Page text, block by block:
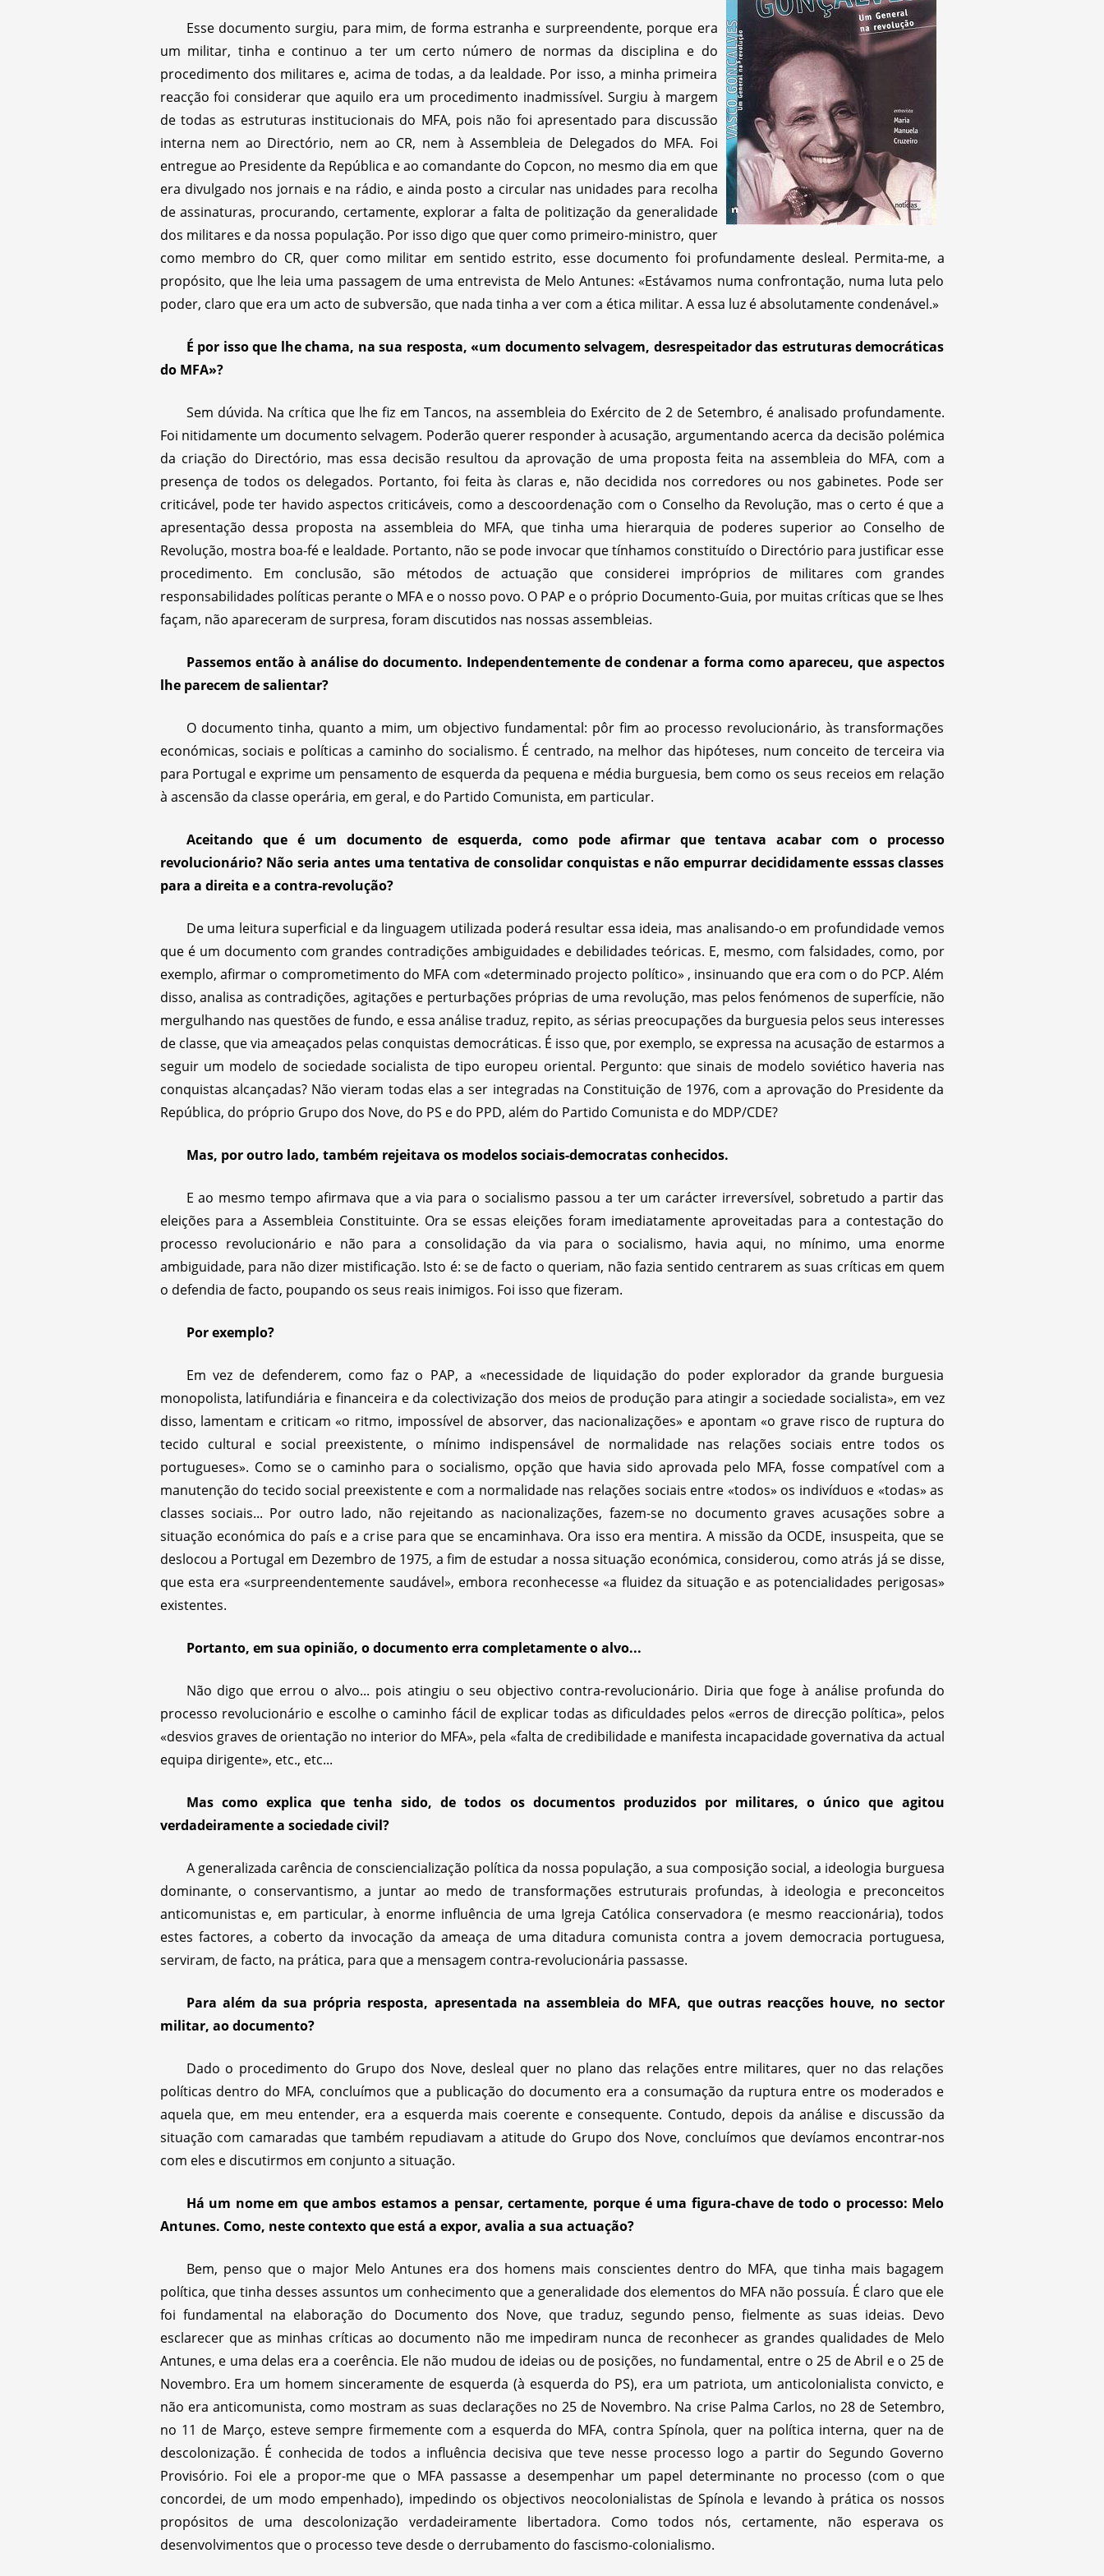
Esse documento surgiu, para mim, de forma estranha e surpreendente, porque era
um militar, tinha e continuo a ter um certo número de normas da disciplina e do
procedimento dos militares e, acima de todas, a da lealdade. Por isso, a minha primeira
reacção foi considerar que aquilo era um procedimento inadmissível. Surgiu à margem
de todas as estruturas institucionais do MFA, pois não foi apresentado para discussão
interna nem ao Directório, nem ao CR, nem à Assembleia de Delegados do MFA. Foi
entregue ao Presidente da República e ao comandante do Copcon, no mesmo dia em que
era divulgado nos jornais e na rádio, e ainda posto a circular nas unidades para recolha
de assinaturas, procurando, certamente, explorar a falta de politização da generalidade
dos militares e da nossa população. Por isso digo que quer como primeiro-ministro, quer
como membro do CR, quer como militar em sentido estrito, esse documento foi profundamente desleal. Permita-me, a
propósito, que lhe leia uma passagem de uma entrevista de Melo Antunes: «Estávamos numa confrontação, numa luta pelo
poder, claro que era um acto de subversão, que nada tinha a ver com a ética militar. A essa luz é absolutamente condenável.»
É por isso que lhe chama, na sua resposta, «um documento selvagem, desrespeitador das estruturas democráticas
do MFA»?
Sem dúvida. Na crítica que lhe fiz em Tancos, na assembleia do Exército de 2 de Setembro, é analisado profundamente.
Foi nitidamente um documento selvagem. Poderão querer responder à acusação, argumentando acerca da decisão polémica
da criação do Directório, mas essa decisão resultou da aprovação de uma proposta feita na assembleia do MFA, com a
presença de todos os delegados. Portanto, foi feita às claras e, não decidida nos corredores ou nos gabinetes. Pode ser
criticável, pode ter havido aspectos criticáveis, como a descoordenação com o Conselho da Revolução, mas o certo é que a
apresentação dessa proposta na assembleia do MFA, que tinha uma hierarquia de poderes superior ao Conselho de
Revolução, mostra boa-fé e lealdade. Portanto, não se pode invocar que tínhamos constituído o Directório para justificar esse
procedimento. Em conclusão, são métodos de actuação que considerei impróprios de militares com grandes
responsabilidades políticas perante o MFA e o nosso povo. O PAP e o próprio Documento-Guia, por muitas críticas que se lhes
façam, não apareceram de surpresa, foram discutidos nas nossas assembleias.
Passemos então à análise do documento. Independentemente de condenar a forma como apareceu, que aspectos
lhe parecem de salientar?
O documento tinha, quanto a mim, um objectivo fundamental: pôr fim ao processo revolucionário, às transformações
económicas, sociais e políticas a caminho do socialismo. É centrado, na melhor das hipóteses, num conceito de terceira via
para Portugal e exprime um pensamento de esquerda da pequena e média burguesia, bem como os seus receios em relação
à ascensão da classe operária, em geral, e do Partido Comunista, em particular.
Aceitando que é um documento de esquerda, como pode afirmar que tentava acabar com o processo
revolucionário? Não seria antes uma tentativa de consolidar conquistas e não empurrar decididamente esssas classes
para a direita e a contra-revolução?
De uma leitura superficial e da linguagem utilizada poderá resultar essa ideia, mas analisando-o em profundidade vemos
que é um documento com grandes contradições ambiguidades e debilidades teóricas. E, mesmo, com falsidades, como, por
exemplo, afirmar o comprometimento do MFA com «determinado projecto político» , insinuando que era com o do PCP. Além
disso, analisa as contradições, agitações e perturbações próprias de uma revolução, mas pelos fenómenos de superfície, não
mergulhando nas questões de fundo, e essa análise traduz, repito, as sérias preocupações da burguesia pelos seus interesses
de classe, que via ameaçados pelas conquistas democráticas. É isso que, por exemplo, se expressa na acusação de estarmos a
seguir um modelo de sociedade socialista de tipo europeu oriental. Pergunto: que sinais de modelo soviético haveria nas
conquistas alcançadas? Não vieram todas elas a ser integradas na Constituição de 1976, com a aprovação do Presidente da
República, do próprio Grupo dos Nove, do PS e do PPD, além do Partido Comunista e do MDP/CDE?
Mas, por outro lado, também rejeitava os modelos sociais-democratas conhecidos.
E ao mesmo tempo afirmava que a via para o socialismo passou a ter um carácter irreversível, sobretudo a partir das
eleições para a Assembleia Constituinte. Ora se essas eleições foram imediatamente aproveitadas para a contestação do
processo revolucionário e não para a consolidação da via para o socialismo, havia aqui, no mínimo, uma enorme
ambiguidade, para não dizer mistificação. Isto é: se de facto o queriam, não fazia sentido centrarem as suas críticas em quem
o defendia de facto, poupando os seus reais inimigos. Foi isso que fizeram.
Por exemplo?
Em vez de defenderem, como faz o PAP, a «necessidade de liquidação do poder explorador da grande burguesia
monopolista, latifundiária e financeira e da colectivização dos meios de produção para atingir a sociedade socialista», em vez
disso, lamentam e criticam «o ritmo, impossível de absorver, das nacionalizações» e apontam «o grave risco de ruptura do
tecido cultural e social preexistente, o mínimo indispensável de normalidade nas relações sociais entre todos os
portugueses». Como se o caminho para o socialismo, opção que havia sido aprovada pelo MFA, fosse compatível com a
manutenção do tecido social preexistente e com a normalidade nas relações sociais entre «todos» os indivíduos e «todas» as
classes sociais... Por outro lado, não rejeitando as nacionalizações, fazem-se no documento graves acusações sobre a
situação económica do país e a crise para que se encaminhava. Ora isso era mentira. A missão da OCDE, insuspeita, que se
deslocou a Portugal em Dezembro de 1975, a fim de estudar a nossa situação económica, considerou, como atrás já se disse,
que esta era «surpreendentemente saudável», embora reconhecesse «a fluidez da situação e as potencialidades perigosas»
existentes.
Portanto, em sua opinião, o documento erra completamente o alvo...
Não digo que errou o alvo... pois atingiu o seu objectivo contra-revolucionário. Diria que foge à análise profunda do
processo revolucionário e escolhe o caminho fácil de explicar todas as dificuldades pelos «erros de direcção política», pelos
«desvios graves de orientação no interior do MFA», pela «falta de credibilidade e manifesta incapacidade governativa da actual
equipa dirigente», etc., etc...
Mas como explica que tenha sido, de todos os documentos produzidos por militares, o único que agitou
verdadeiramente a sociedade civil?
A generalizada carência de consciencialização política da nossa população, a sua composição social, a ideologia burguesa
dominante, o conservantismo, a juntar ao medo de transformações estruturais profundas, à ideologia e preconceitos
anticomunistas e, em particular, à enorme influência de uma Igreja Católica conservadora (e mesmo reaccionária), todos
estes factores, a coberto da invocação da ameaça de uma ditadura comunista contra a jovem democracia portuguesa,
serviram, de facto, na prática, para que a mensagem contra-revolucionária passasse.
Para além da sua própria resposta, apresentada na assembleia do MFA, que outras reacções houve, no sector
militar, ao documento?
Dado o procedimento do Grupo dos Nove, desleal quer no plano das relações entre militares, quer no das relações
políticas dentro do MFA, concluímos que a publicação do documento era a consumação da ruptura entre os moderados e
aquela que, em meu entender, era a esquerda mais coerente e consequente. Contudo, depois da análise e discussão da
situação com camaradas que também repudiavam a atitude do Grupo dos Nove, concluímos que devíamos encontrar-nos
com eles e discutirmos em conjunto a situação.
Há um nome em que ambos estamos a pensar, certamente, porque é uma figura-chave de todo o processo: Melo
Antunes. Como, neste contexto que está a expor, avalia a sua actuação?
Bem, penso que o major Melo Antunes era dos homens mais conscientes dentro do MFA, que tinha mais bagagem
política, que tinha desses assuntos um conhecimento que a generalidade dos elementos do MFA não possuía. É claro que ele
foi fundamental na elaboração do Documento dos Nove, que traduz, segundo penso, fielmente as suas ideias. Devo
esclarecer que as minhas críticas ao documento não me impediram nunca de reconhecer as grandes qualidades de Melo
Antunes, e uma delas era a coerência. Ele não mudou de ideias ou de posições, no fundamental, entre o 25 de Abril e o 25 de
Novembro. Era um homem sinceramente de esquerda (à esquerda do PS), era um patriota, um anticolonialista convicto, e
não era anticomunista, como mostram as suas declarações no 25 de Novembro. Na crise Palma Carlos, no 28 de Setembro,
no 11 de Março, esteve sempre firmemente com a esquerda do MFA, contra Spínola, quer na política interna, quer na de
descolonização. É conhecida de todos a influência decisiva que teve nesse processo logo a partir do Segundo Governo
Provisório. Foi ele a propor-me que o MFA passasse a desempenhar um papel determinante no processo (com o que
concordei, de um modo empenhado), impedindo os objectivos neocolonialistas de Spínola e levando à prática os nossos
propósitos de uma descolonização verdadeiramente libertadora. Como todos nós, certamente, não esperava os
desenvolvimentos que o processo teve desde o derrubamento do fascismo-colonialismo.